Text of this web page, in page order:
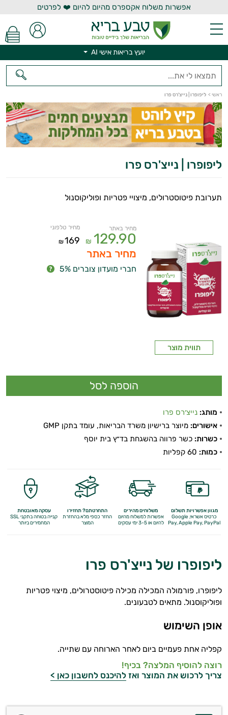
אפשרות משלוח אקספרס מהיום להיום ❤️ לפרטים
יועץ בריאות אישי AI
ראשי > ליפופרו | נייצ'רס פרו
ליפופרו | נייצ'רס פרו
תערובת פיטוסטרולים, מיצויי פטריות ופוליקוסנול
תווית מוצר
מחיר באתר
129.90
₪
מחיר טלפוני
169
₪
מחיר באתר
חברי מועדון צוברים 5%
מותג: נייצ׳רס פרו
אישורים: מיוצר ברישיון משרד הבריאות, עומד בתקן GMP
כשרות: כשר פרווה בהשגחת בד״ץ בית יוסף
כמות:
מגוון אפשרויות תשלום
כרטיס אשראי, Google
Pay,Apple Pay, PayPal
משלוחים מהירים
אפשרות למשלוח מהיום
להיום או 3-5 ימי עסקים
התחרטתם? תחזירו
החזר כספי מלאבהחזרת
המוצר
עסקה מאובטחת
קנייה בטוחה בתקני SSL
המחמירים ביותר
ליפופרו של נייצ'רס פרו
ליפופרו, פורמולה המכילה מכילה פיטוסטרולים, מיצוי פטריות
ופוליקוסנול. מתאים לטבעונים.
אופן השימוש
קפליה אחת פעמיים ביום לאחר הארוחה עם שתייה.
רוצה להוסיף המלצה? בכיף!
צריך לרכוש את המוצר ואז להיכנס לחשבון כאן >
יועץ בריאות אישי AI